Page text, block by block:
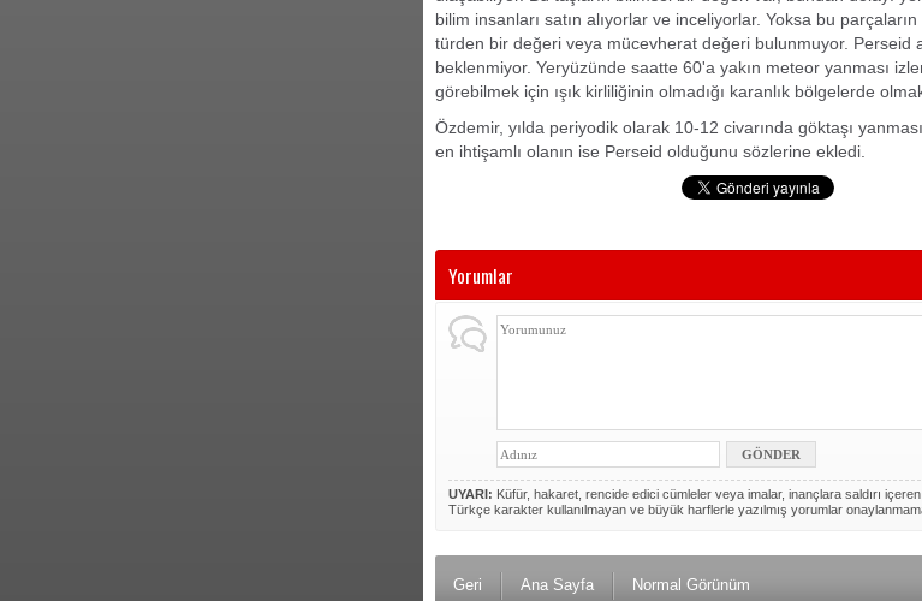
bilim insanları satın alıyorlar ve inceliyorlar. Yoksa bu
türden bir değeri veya mücevherat değeri bulunmuyor. Perseid
beklenmiyor. Yeryüzünde saatte 60'a yakın meteor yanması
görebilmek için ışık kirliliğinin olmadığı karanlık bölgelerde
Özdemir, yılda periyodik olarak 10-12 civarında göktaşı
en ihtişamlı olanın ise Perseid olduğunu sözlerine ekledi.
Yorumlar
UYARI: Küfür, hakaret, rencide edici cümleler veya imalar, inançlara saldırı içeren,
Türkçe karakter kullanılmayan ve büyük harflerle yazılmış yorumlar
Geri Ana Sayfa Normal Görünüm